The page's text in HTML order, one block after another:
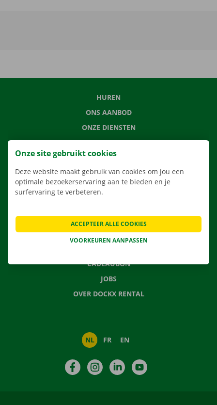
HUREN
ONS AANBOD
ONZE DIENSTEN
LOCATIES
APP
VERHUISOPLOSSINGEN
CONTACTEER ONS
VEELGESTELDE VRAGEN
CADEAUBON
JOBS
OVER DOCKX RENTAL
NL FR EN
FacebookInstagramLinkedIn
Onze site gebruikt cookies
Deze website maakt gebruik van cookies om jou een
optimale bezoekerservaring aan te bieden en je
surfervaring te verbeteren.
VOORKEUREN AANPASSEN
ACCEPTEER ALLE COOKIES